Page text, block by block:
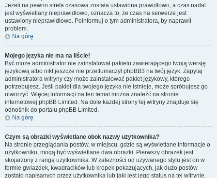
Jeżeli na pewno strefa czasowa została ustawiona prawidłowo, a czas nadal
jest wyświetlany nieprawidłowo, oznacza to, że czas na serwerze jest
ustawiony nieprawidłowo. Poinformuj o tym administratora, by naprawił
problem.
Na górę
Mojego języka nie ma na liście!
Być może administrator nie zainstalował pakietu zawierającego twoją wersję
językową albo nikt jeszcze nie przetłumaczył phpBB3 na twój język. Zapytaj
administratora witryny czy może zainstalować pakiet językowy, którego
potrzebujesz. Jeśli pakiet dla twojego języka nie istnieje, może spróbujesz go
utworzyć. Więcej informacji na ten temat można znaleźć na stronie
internetowej phpBB Limited. Na dole każdej strony tej witryny znajduje się
odnośnik do portalu phpBB Limited.
Na górę
Czym są obrazki wyświetlane obok nazwy użytkownika?
Na stronie przeglądania postów, w miejscu, gdzie są wyświetlane informacje o
użytkowniku, mogą być wyświetlane dwa obrazki. Pierwszy obrazek jest
skojarzony z rangą użytkownika. W zależności od używanego stylu jest on w
formie gwiazdek, kwadracików lub kropek pokazujących, jak dużo postów
zostało napisanych przez użytkownika lub jaki jest jego status na tej witrynie.